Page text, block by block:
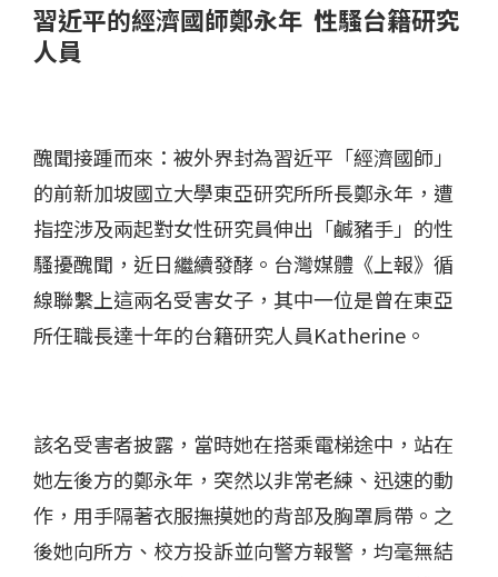
習近平的經濟國師鄭永年 性騷台籍研究
人員
醜聞接踵而來：被外界封為習近平「經濟國師」
的前新加坡國立大學東亞研究所所長鄭永年，遭
指控涉及兩起對女性研究員伸出「鹹豬手」的性
騷擾醜聞，近日繼續發酵。台灣媒體《上報》循
線聯繫上這兩名受害女子，其中一位是曾在東亞
所任職長達十年的台籍研究人員Katherine。
該名受害者披露，當時她在搭乘電梯途中，站在
她左後方的鄭永年，突然以非常老練、迅速的動
作，用手隔著衣服撫摸她的背部及胸罩肩帶。之
後她向所方、校方投訴並向警方報警，均毫無結